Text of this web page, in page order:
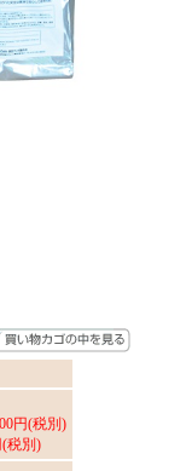
円(税別)
(税別)